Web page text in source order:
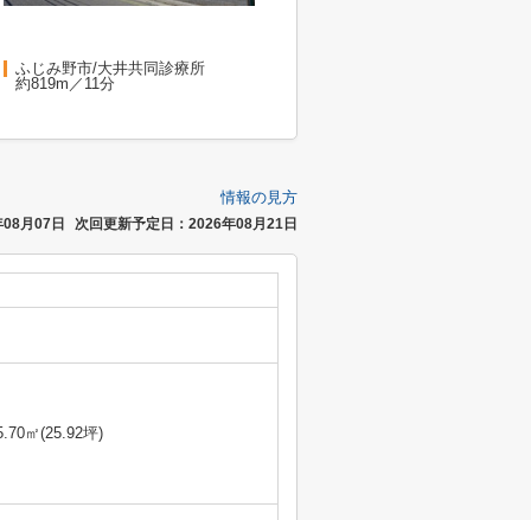
ふじみ野市/大井共同診療所
約819m／11分
情報の見方
月07日 次回更新予定日：2026年08月21日
㎡(25.92坪)